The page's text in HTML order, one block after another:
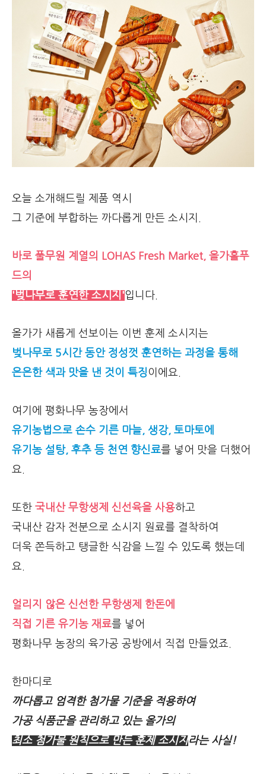
오늘 소개해드릴 제품 역시
그 기준에 부합하는 까다롭게 만든 소시지.
바로 풀무원 계열의 LOHAS Fresh Market, 올가홀푸
드의
'벚나무로 훈연한 소시지'입니다.
올가가 새롭게 선보이는 이번 훈제 소시지는
벚나무로 5시간 동안 정성껏 훈연하는 과정을 통해
은은한 색과 맛을 낸 것이 특징이에요.
여기에 평화나무 농장에서
유기농법으로 손수 기른 마늘, 생강, 토마토에
유기농 설탕, 후추 등 천연 향신료를 넣어 맛을 더했어
요.
또한 국내산 무항생제 신선육을 사용하고
국내산 감자 전분으로 소시지 원료를 결착하여
더욱 쫀득하고 탱글한 식감을 느낄 수 있도록 했는데
요.
얼리지 않은 신선한 무항생제 한돈에
직접 기른 유기농 재료를 넣어
평화나무 농장의 육가공 공방에서 직접 만들었죠.
한마디로
까다롭고 엄격한 첨가물 기준을 적용하여
가공 식품군을 관리하고 있는 올가의
최소 첨가물 원칙으로 만든 훈제 소시지라는 사실!